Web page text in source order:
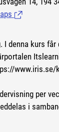
(Länk till
denna kurs får
per
i